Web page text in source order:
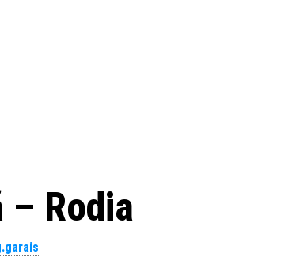
– Rodia